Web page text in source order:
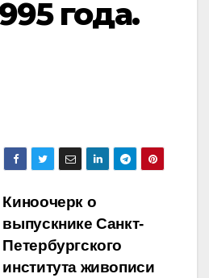
года.
Киноочерк о
выпускнике Санкт-
Петербургского
института живописи